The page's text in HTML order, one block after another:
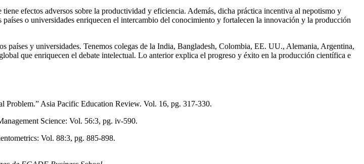
efectos adversos sobre la productividad y eficiencia. Además, dicha práctica incentiva al nepotismo y
o universidades enriquecen el intercambio del conocimiento y fortalecen la innovación y la producción
países y universidades. Tenemos colegas de la India, Bangladesh, Colombia, EE. UU., Alemania, Argentina,
que enriquecen el debate intelectual. Lo anterior explica el progreso y éxito en la producción científica e
Asia Pacific Education Review. Vol. 16, pg. 317-330.
Science: Vol. 56:3, pg. iv-590.
Vol. 88:3, pg. 885-898.